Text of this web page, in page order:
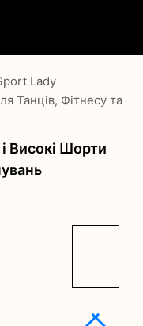
Lady
Танців, Фітнесу та
Високі Шорти